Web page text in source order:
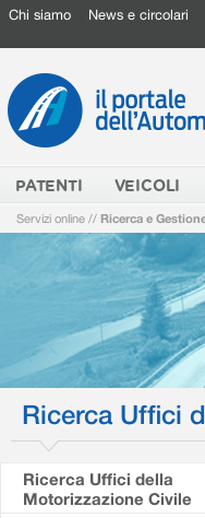
Chi siamo News e circolari
PATENTI VEICOLI
Servizi online // Ricerca e
Ricerca Uffici
Ricerca Uffici della
Motorizzazione Civile